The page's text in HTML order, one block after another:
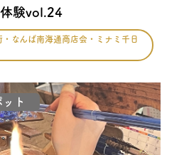
体験vol.24
なんば南海通商店会・ミナミ千日
ト